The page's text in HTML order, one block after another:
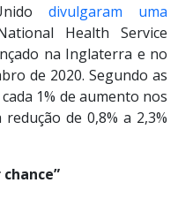
divulgaram uma
Health Service
na Inglaterra e no
de 2020. Segundo as
1% de aumento nos
de 0,8% a 2,3%